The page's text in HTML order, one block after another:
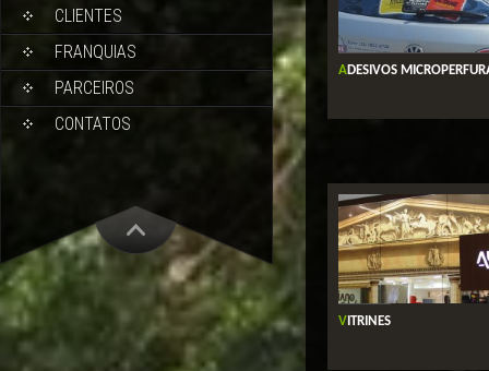
CLIENTES
FRANQUIAS
PARCEIROS
CONTATOS
ADESIVOS
VITRINES